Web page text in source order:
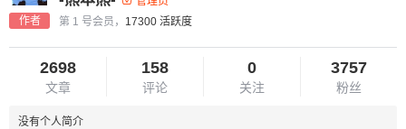
作者
第 1 号会员， 17300 活跃度
2698
文章
158
评论
0
关注
3757
粉丝
没有个人简介